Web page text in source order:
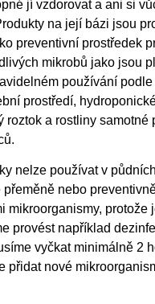
jí vzdorovat a ani si
na její bázi jsou
preventivní prostředek
mikrobů jako jsou
používání
prostředí,
roztok a rostliny samotné
nelze používat v
přeměně nebo
mikroorganismy, protože
provést například
vyčkat minimálně 2
přidat nové